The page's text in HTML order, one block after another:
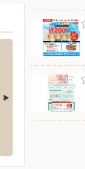
ーしまむら/林田店